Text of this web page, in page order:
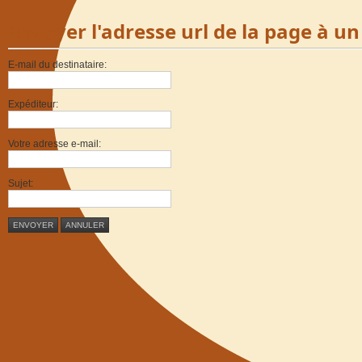
Envoyer l'adresse url de la page à
E-mail du destinataire:
Expéditeur:
Votre adresse e-mail:
Sujet:
ENVOYER ANNULER